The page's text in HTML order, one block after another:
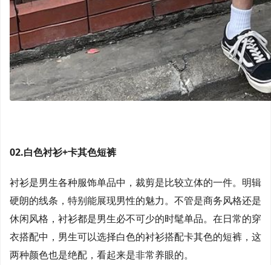
02.白色衬衫+卡其色短裤
衬衫是男生各种服饰单品中，裁剪是比较立体的一件。明辑
硬朗的线条，特别能展现男性的魅力。不管是商务风格还是
休闲风格，衬衫都是男生必不可少的时髦单品。在日常的穿
衣搭配中，男生可以选择白色的衬衫搭配卡其色的短裤，这
两种颜色也是绝配，看起来是非常养眼的。